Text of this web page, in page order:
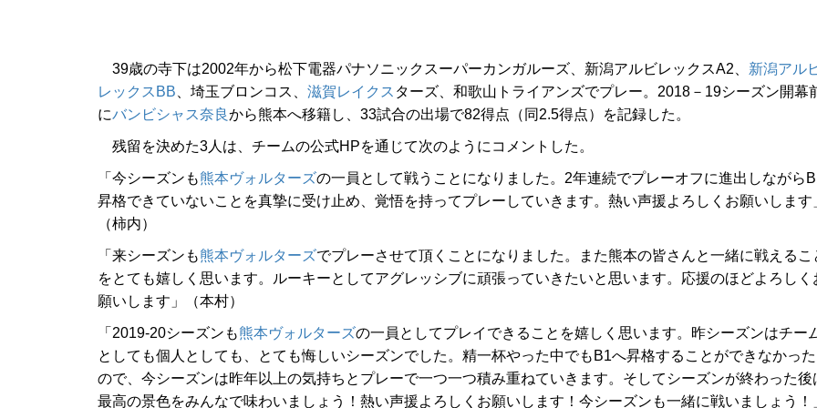
39歳の寺下は2002年から松下電器パナソニックスーパーカンガルーズ、新潟アルビレックスA2、 新潟アル
レックスBB 、埼玉ブロンコス、 滋賀レイクス ターズ、和歌山トライアンズでプレー。2018－19シーズン開幕
にバンビシャス奈良から熊本へ移籍し、33試合の出場で82得点（同2.5得点）を記録した。
残留を決めた3人は、チームの公式HPを通じて次のようにコメントした。
「今シーズンも熊本ヴォルターズの一員として戦うことになりました。2年連続でプレーオフに進出しながら
昇格できていないことを真摯に受け止め、覚悟を持ってプレーしていきます。熱い声援よろしくお願いします
（柿内）
「来シーズンも熊本ヴォルターズでプレーさせて頂くことになりました。また熊本の皆さんと一緒に戦えるこ
をとても嬉しく思います。ルーキーとしてアグレッシブに頑張っていきたいと思います。応援のほどよろしく
願いします」（本村）
「2019-20シーズンも熊本ヴォルターズの一員としてプレイできることを嬉しく思います。昨シーズンはチー
としても個人としても、とても悔しいシーズンでした。精一杯やった中でもB1へ昇格することができなかった
ので、今シーズンは昨年以上の気持ちとプレーで一つ一つ積み重ねていきます。そしてシーズンが終わった後
最高の景色をみんなで味わいましょう！熱い声援よろしくお願いします！今シーズンも一緒に戦いましょう！